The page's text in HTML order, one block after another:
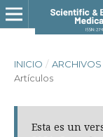
INICIO / ARCHIVOS
Artículos
Esta es un